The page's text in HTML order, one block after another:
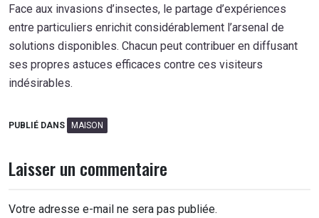
Face aux invasions d’insectes, le partage d’expériences
entre particuliers enrichit considérablement l’arsenal de
solutions disponibles. Chacun peut contribuer en diffusant
ses propres astuces efficaces contre ces visiteurs
indésirables.
PUBLIÉ DANS MAISON
Laisser un commentaire
Votre adresse e-mail ne sera pas publiée.